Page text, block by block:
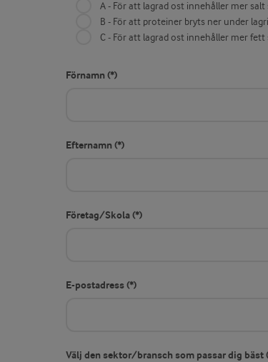
A - För att lagrad ost innehåller mer
B - För att proteiner bryts ner under
C - För att lagrad ost innehåller mer
Förnamn
Efternamn
Företag/Skola
E-postadress
Välj den sektor/bransch som passar dig bäst